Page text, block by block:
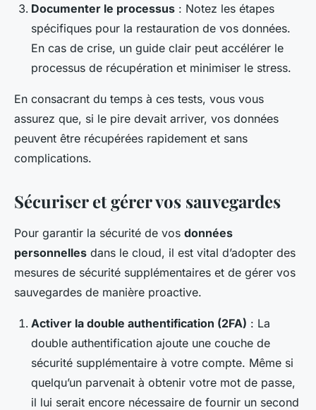
Documenter le processus : Notez les étapes
spécifiques pour la restauration de vos données.
En cas de crise, un guide clair peut accélérer le
processus de récupération et minimiser le stress.
En consacrant du temps à ces tests, vous vous
assurez que, si le pire devait arriver, vos données
peuvent être récupérées rapidement et sans
complications.
Sécuriser et gérer vos sauvegardes
Pour garantir la sécurité de vos données
personnelles dans le cloud, il est vital d’adopter des
mesures de sécurité supplémentaires et de gérer vos
sauvegardes de manière proactive.
Activer la double authentification (2FA) : La
double authentification ajoute une couche de
sécurité supplémentaire à votre compte. Même si
quelqu’un parvenait à obtenir votre mot de passe,
il lui serait encore nécessaire de fournir un second